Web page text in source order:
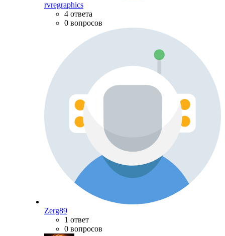
rvregraphics
4 ответа
0 вопросов
Zerg89
1 ответ
0 вопросов